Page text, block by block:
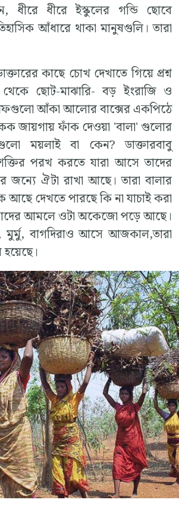
ধীরে ধীরে ইস্কুলের গন্ডি ছোবে
আঁধারে থাকা মানুষগুলি। তারা
কাছে চোখ দেখাতে গিয়ে প্রশ্ন
ছোট-মাঝারি- বড় ইংরাজি ও
আঁকা আলোর বাক্সের একপিঠে
জায়গায় ফাঁক দেওয়া 'বালা' গুলোর
ময়লাই বা কেন? ডাক্তারবাবু
পরখ করতে যারা আসে তাদের
জন্যে ঐটা রাখা আছে। তারা বালার
দেখতে পারছে কি না যাচাই করা
আমলে ওটা অকেজো পড়ে আছে।
মুর্মু, বাগদিরাও আসে আজকাল,তারা